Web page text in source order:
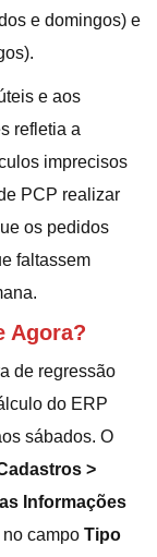
e domingos) e
e aos
refletia a
imprecisos
PCP realizar
os pedidos
faltassem
Agora?
de regressão
do ERP
sábados. O
>
Informações
no campo Tipo